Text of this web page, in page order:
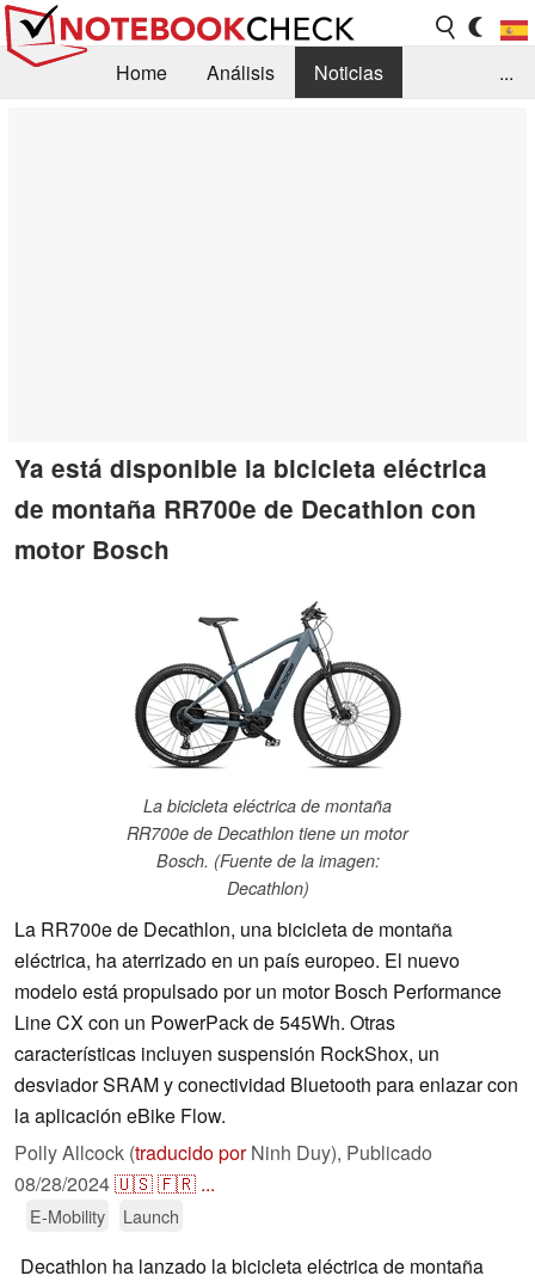
Home Análisis
Noticias
...
Ya está disponible la bicicleta eléctrica
de montaña RR700e de Decathlon con
motor Bosch
La bicicleta eléctrica de montaña
RR700e de Decathlon tiene un motor
Bosch. (Fuente de la imagen:
Decathlon)
La RR700e de Decathlon, una bicicleta de montaña
eléctrica, ha aterrizado en un país europeo. El nuevo
modelo está propulsado por un motor Bosch Performance
Line CX con un PowerPack de 545Wh. Otras
características incluyen suspensión RockShox, un
desviador SRAM y conectividad Bluetooth para enlazar con
la aplicación eBike Flow.
Polly Allcock (traducido porNinh Duy), Publicado
08/28/2024🇺🇸🇫🇷 ...
E-Mobility Launch
Decathlon ha lanzado la bicicleta eléctrica de montaña